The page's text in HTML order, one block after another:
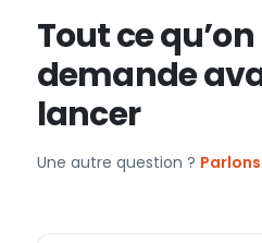
Tout ce
demande
lancer
Une autre question ?